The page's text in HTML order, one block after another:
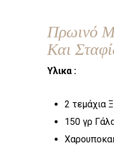
Πρωινό
Και
Υλικα :
2 τεμάχια
150 γρ